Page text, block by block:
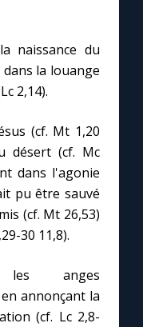
naissance du
la louange
2,14).
(cf. Mt 1,20
désert (cf. Mc
dans l'agonie
pu être sauvé
(cf. Mt 26,53)
30 11,8).
anges
annonçant la
(cf. Lc 2,8-